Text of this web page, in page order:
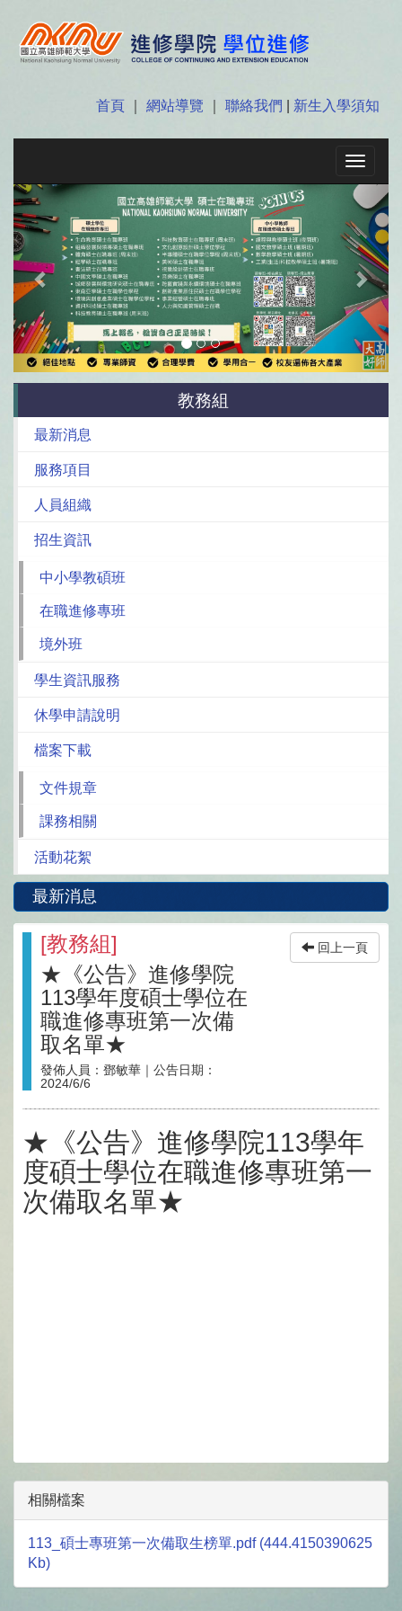
首頁 網站導覽 聯絡我們 新生入學須知
Toggle
Previous Next
教務組
最新消息
服務項目
人員組織
招生資訊
中小學教碩班
在職進修專班
境外班
學生資訊服務
休學申請說明
檔案下載
文件規章
課務相關
活動花絮
最新消息
[教務組]
★《公告》進修學院
113學年度碩士學位在
職進修專班第一次備
取名單★
發佈人員： 鄧敏華 ｜公告日期：
2024/6/6
回上一頁
★《公告》進修學院113學年
度碩士學位在職進修專班第一
次備取名單★
相關檔案
113_碩士專班第一次備取生榜單.pdf (444.4150390625
Kb)